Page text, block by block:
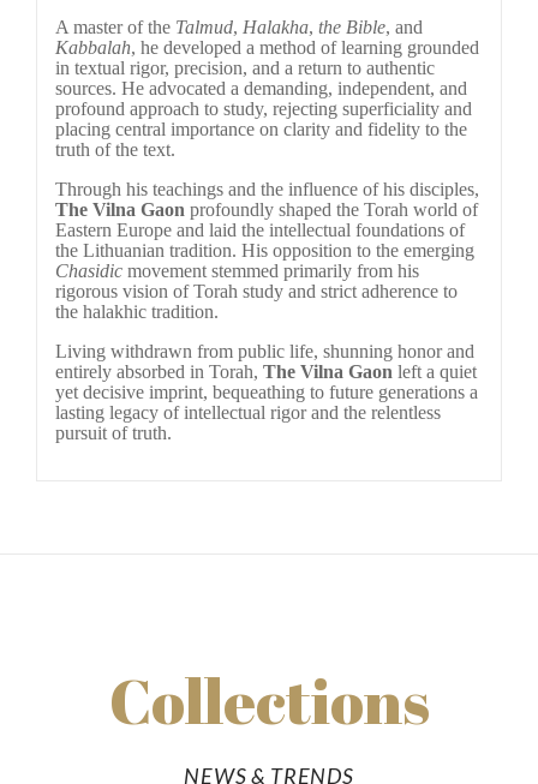
A master of the Talmud, Halakha, the Bible
Kabbalah, he developed a method of learning grounded
in textual rigor, precision, and a return to authentic
sources. He advocated a demanding, independent, and
profound approach to study, rejecting superficiality and
placing central importance on clarity and fidelity to the
truth of the text.
The Vilna Gaon profoundly shaped the Torah world of
Eastern Europe and laid the intellectual foundations of
Chasidic movement stemmed primarily from his
rigorous vision of Torah study and strict adherence to
the halakhic tradition.
Living withdrawn from public life, shunning honor and
entirely absorbed in Torah, The Vilna Gaon left a quiet
yet decisive imprint, bequeathing to future generations a
lasting legacy of intellectual rigor and the relentless
pursuit of truth.
Collections
NEWS & TRENDS